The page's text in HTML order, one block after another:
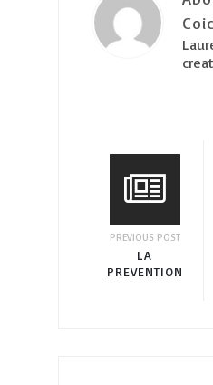
Coic
PREVIOUS POST
LA
PREVENTION